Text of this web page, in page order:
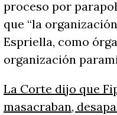
proceso por
que “la
Espriella, como
organización
La Corte dijo que
masacraban,